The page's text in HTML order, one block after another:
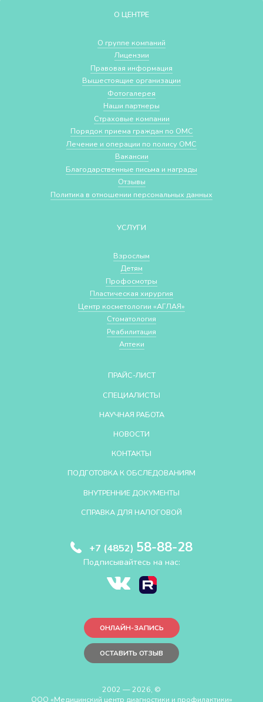
О ЦЕНТРЕ
О группе компаний
Лицензии
Правовая информация
Вышестоящие организации
Фотогалерея
Наши партнеры
Страховые компании
Порядок приема граждан по ОМС
Лечение и операции по полису ОМС
Вакансии
Благодарственные письма и награды
Отзывы
Политика в отношении персональных данных
УСЛУГИ
Взрослым
Детям
Профосмотры
Пластическая хирургия
Центр косметологии «АГЛАЯ»
Стоматология
Реабилитация
Аптеки
ПРАЙС-ЛИСТ
СПЕЦИАЛИСТЫ
НАУЧНАЯ РАБОТА
НОВОСТИ
КОНТАКТЫ
ПОДГОТОВКА К ОБСЛЕДОВАНИЯМ
ВНУТРЕННИЕ ДОКУМЕНТЫ
СПРАВКА ДЛЯ НАЛОГОВОЙ
+7 (4852) 58-88-28
Подписывайтесь на нас:
ОНЛАЙН-ЗАПИСЬ
ОСТАВИТЬ ОТЗЫВ
2002 — 2026, ©
ООО «Медицинский центр диагностики и профилактики»